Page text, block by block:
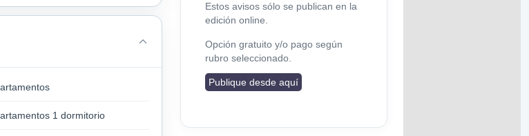
1 dormitorio
Estos avisos sólo se publican en la
edición online.
Opción gratuito y/o pago según
rubro seleccionado.
Publique desde aquí